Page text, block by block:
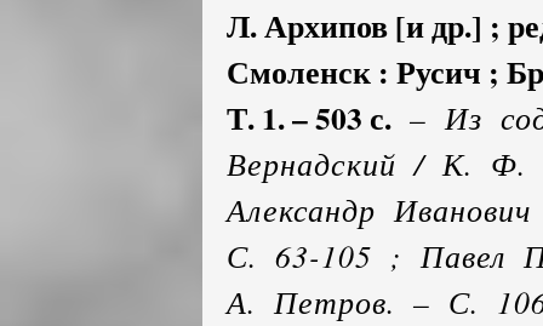
Л. Архипов [и др.] ;
Смоленск : Русич ;
Т. 1. – 503 с.– Из
Вернадский / К.
Александр
С. 63-105 ; Павел
А. Петров. – С.